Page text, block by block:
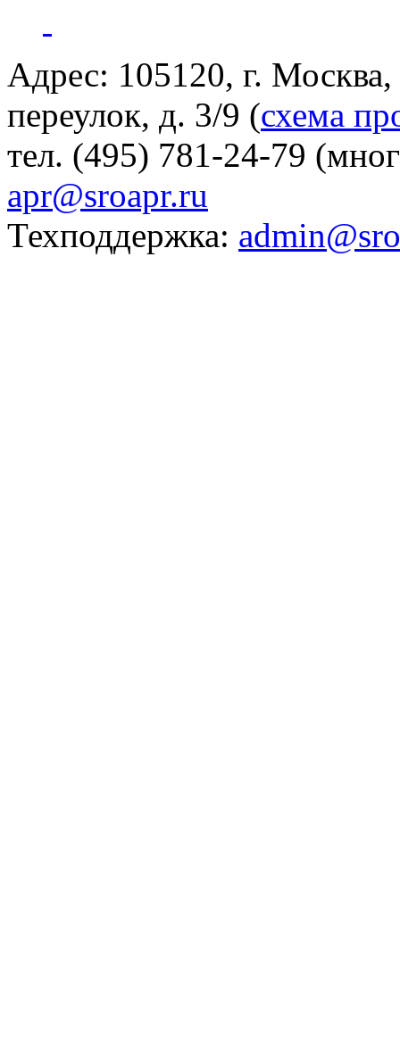
Адрес: 105120, г.
переулок, д. 3/9 (схема
тел. (495) 781-24-79
apr@sroapr.ru
Техподдержка: